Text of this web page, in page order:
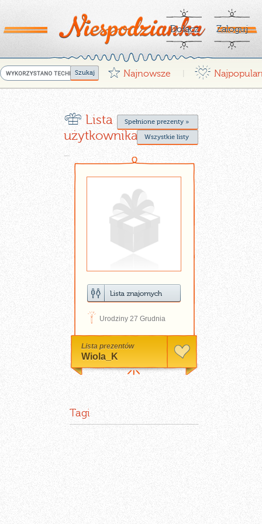
Dołącz Zaloguj
G Najnowsze ¤
r Lista życzeń
użytkownika Wiola_K
Spełnione prezenty »
Wszystkie listy
D Urodziny 27 Grudnia
Lista prezentów
Wiola_K
Tagi